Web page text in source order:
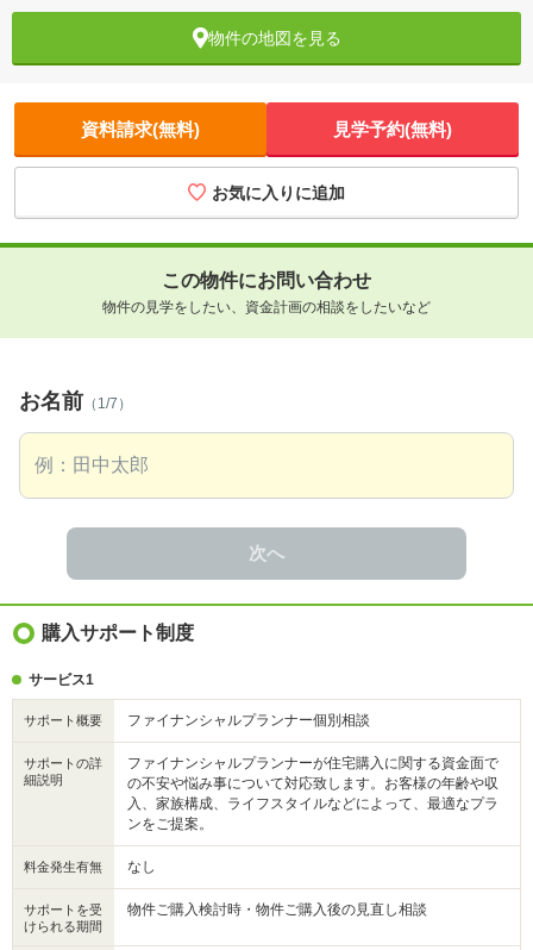
物件の地図を見る
資料請求(無料) 見学予約(無料)
お気に入りに追加
この物件にお問い合わせ
物件の見学をしたい、資金計画の相談をしたいなど
お名前 （1/7）
次へ
購入サポート制度
サービス1
サポート概要 ファイナンシャルプランナー個別相談
サポートの詳
細説明
ファイナンシャルプランナーが住宅購入に関する資金面で
の不安や悩み事について対応致します。お客様の年齢や収
入、家族構成、ライフスタイルなどによって、最適なプラ
ンをご提案。
料金発生有無 なし
サポートを受
けられる期間
物件ご購入検討時・物件ご購入後の見直し相談